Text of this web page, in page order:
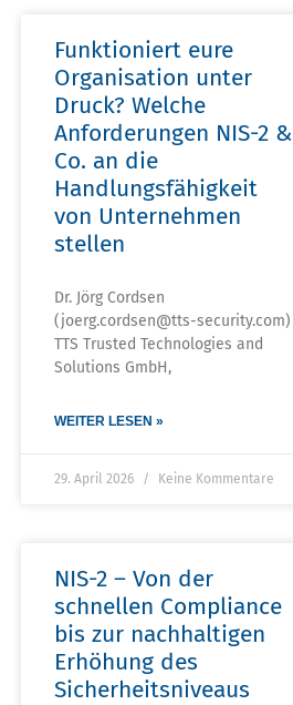
Funktioniert eure
Organisation unter
Druck? Welche
Anforderungen NIS-2 &
Co. an die
Handlungsfähigkeit
von Unternehmen
stellen
Dr. Jörg Cordsen
(joerg.cordsen@tts-security.com)
TTS Trusted Technologies and
Solutions GmbH,
WEITER LESEN »
29. April 2026 Keine Kommentare
NIS-2 – Von der
schnellen Compliance
bis zur nachhaltigen
Erhöhung des
Sicherheitsniveaus